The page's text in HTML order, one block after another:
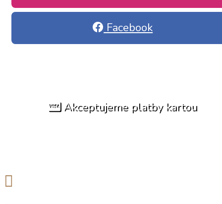
Facebook
Akceptujeme platby kartou